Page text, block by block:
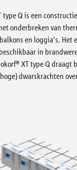
type Q is een
onderbreken van
en loggia’s. Het
in
XT type Q
dwarskrachten